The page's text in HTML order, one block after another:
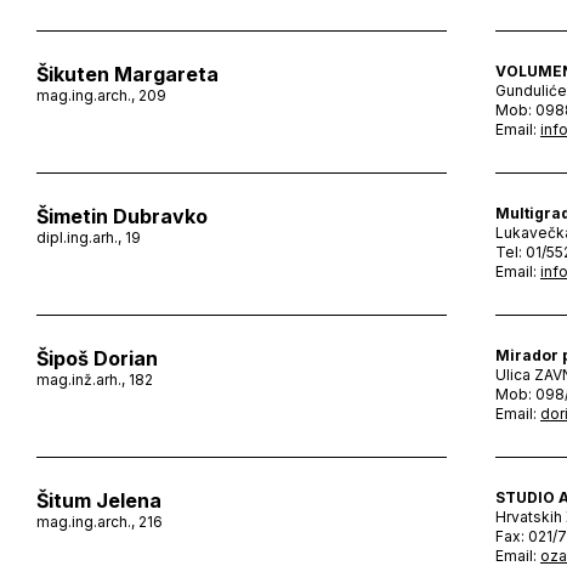
Šikuten Margareta
mag.ing.arch., 209
Mob:
Email:
Šimetin Dubravko
dipl.ing.arh., 19
Tel: 01/
Email:
Šipoš Dorian
mag.inž.arh., 182
Mirador
Ulica
Mob:
Email:
Šitum Jelena
mag.ing.arch., 216
STUDIO
Hrvatskih
Fax: 021/
Email: